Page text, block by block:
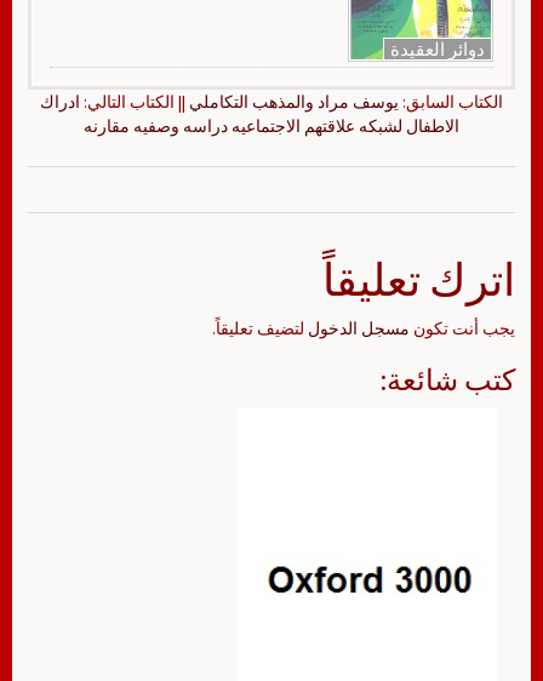
دوائر العقيدة
الكتاب السابق: يوسف مراد والمذهب التكاملي || الكتاب التالي: ادراك
الاطفال لشبكه علاقتهم الاجتماعيه دراسه وصفيه مقارنه
اترك تعليقاً
يجب أنت تكون مسجل الدخول لتضيف تعليقاً.
كتب شائعة: